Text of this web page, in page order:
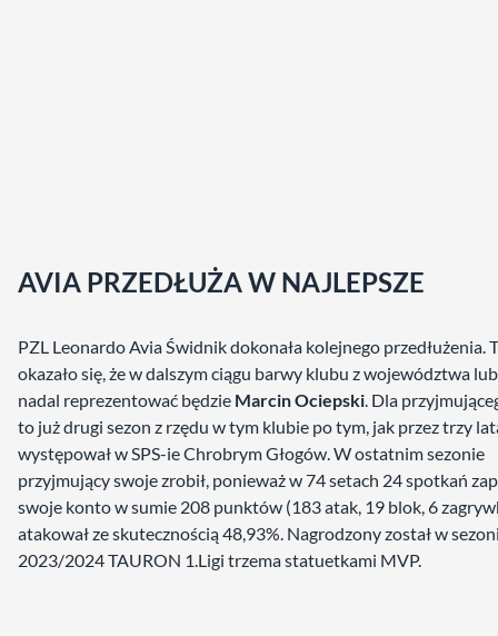
AVIA PRZEDŁUŻA W NAJLEPSZE
PZL Leonardo Avia Świdnik dokonała kolejnego przedłużenia.
okazało się, że w dalszym ciągu barwy klubu z województwa
nadal reprezentować będzie Marcin Ociepski. Dla
to już drugi sezon z rzędu w tym klubie po tym, jak przez trzy
występował w SPS-ie Chrobrym Głogów. W ostatnim sezonie
przyjmujący swoje zrobił, ponieważ w 74 setach 24 spotkań
swoje konto w sumie 208 punktów (183 atak, 19 blok, 6
atakował ze skutecznością 48,93%. Nagrodzony został w
2023/2024 TAURON 1.Ligi trzema statuetkami MVP.